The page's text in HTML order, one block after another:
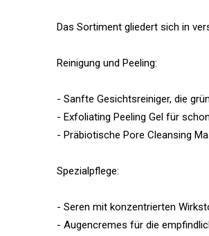
Das Sortiment gliedert sich in
Reinigung und Peeling:
- Sanfte Gesichtsreiniger, die
- Exfoliating Peeling Gel für
- Präbiotische Pore Cleansing
Spezialpflege:
- Seren mit konzentrierten
- Augencremes für die